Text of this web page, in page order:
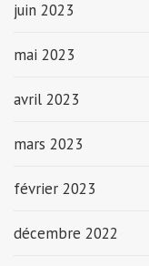
juin 2023
mai 2023
avril 2023
mars 2023
février 2023
décembre 2022